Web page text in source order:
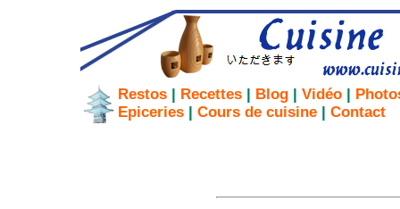
Restos | Recettes | Blog | Vidéo |
Epiceries | Cours de cuisine | Contact